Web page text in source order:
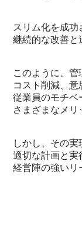
スリム化を成功
継続的な改善と
このように、管
コスト削減、意
従業員のモチベ
さまざまなメリ
しかし、その実
適切な計画と実
経営陣の強いリ